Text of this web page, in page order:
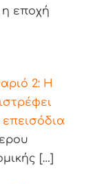
η εποχή
2: Η
[…]